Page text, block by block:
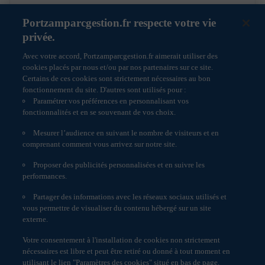
Droit applicable
Ce site Web est régi par le droit français et les tribunaux
français sont seuls appelés à connaître de tout litige
pouvant survenir en relation avec ce site Web.
15/07/2026 Podcast
Informations réglementaires
Accessibilité : non conforme
Engagement Responsable
Données personnelles
Service réclamation
Portzamparcgestion.fr respecte votre vie
privée.
Avec votre accord, Portzamparcgestion.fr aimerait utiliser des
cookies placés par nous et/ou par nos partenaires sur ce site.
Certains de ces cookies sont strictement nécessaires au bon
fonctionnement du site. D'autres sont utilisés pour :
Paramétrer vos préférences en personnalisant vos
fonctionnalités et en se souvenant de vos choix.
Mesurer l’audience en suivant le nombre de visiteurs et en
comprenant comment vous arrivez sur notre site.
Proposer des publicités personnalisées et en suivre les
performances.
Partager des informations avec les réseaux sociaux utilisés et
vous permettre de visualiser du contenu hébergé sur un site
externe.
Votre consentement à l'installation de cookies non strictement
nécessaires est libre et peut être retiré ou donné à tout moment en
utilisant le lien "Paramètres des cookies" situé en bas de page.